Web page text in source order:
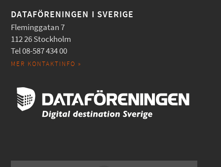
DATAFÖRENINGEN I SVERIGE
Fleminggatan 7
112 26 Stockholm
Tel 08-587 434 00
MER KONTAKTINFO »